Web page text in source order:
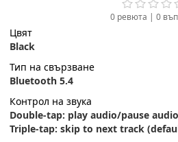
0 ревюта | 0
Цвят
Black
Тип на свързване
Bluetooth 5.4
Контрол на звука
Double-tap: play audio/pause
Triple-tap: skip to next track